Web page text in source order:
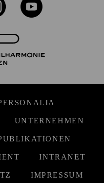
UNTERNEHMEN
INTRANET
IMPRESSUM